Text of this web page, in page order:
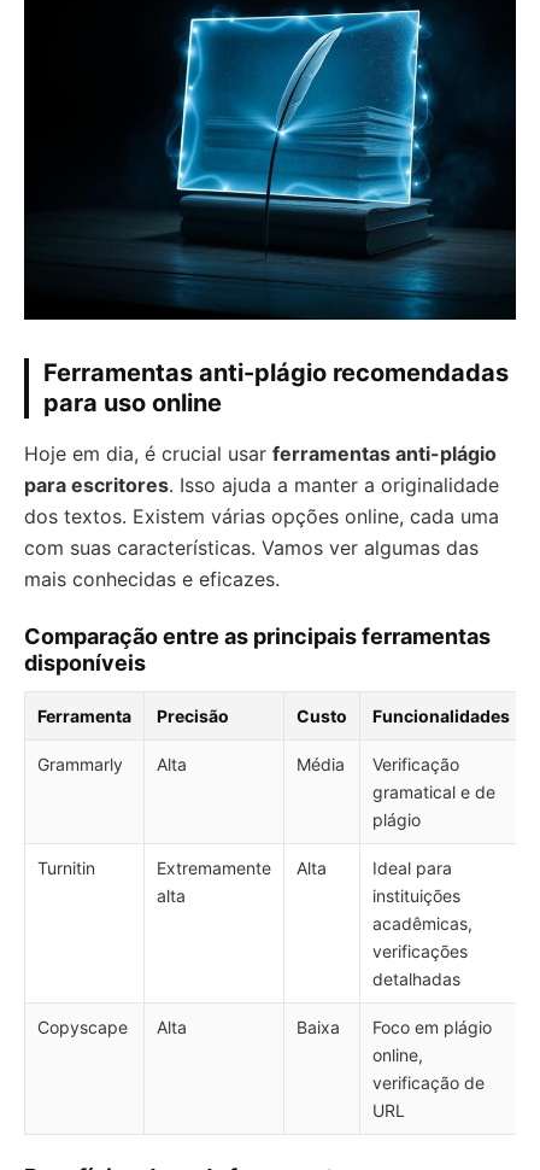
Ferramentas anti-plágio recomendadas
para uso online
Hoje em dia, é crucial usar ferramentas anti-plágio
para escritores. Isso ajuda a manter a originalidade
dos textos. Existem várias opções online, cada uma
com suas características. Vamos ver algumas das
mais conhecidas e eficazes.
Comparação entre as principais ferramentas
disponíveis
Ferramenta Precisão Custo Funcionalidades
Grammarly Alta Média
Verificação
gramatical e de
plágio
Turnitin
Extremamente
alta
Alta
Ideal para
instituições
acadêmicas,
verificações
detalhadas
Copyscape Alta Baixa
Foco em plágio
online,
verificação de
URL